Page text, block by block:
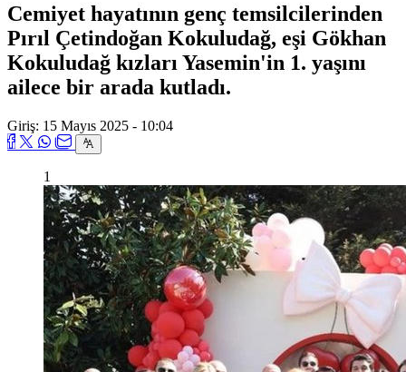
Cemiyet hayatının genç temsilcilerinden
Pırıl Çetindoğan Kokuludağ, eşi Gökhan
Kokuludağ kızları Yasemin'in 1. yaşını
ailece bir arada kutladı.
Giriş: 15 Mayıs 2025 - 10:04
1